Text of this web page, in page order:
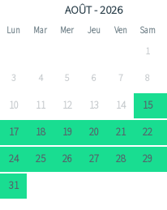
AOÛT - 2026
Lun Mar Mer Jeu Ven Sam
1
3
4 5 6 7 8
10 11 12 13 14 15
17
18 19 20 21 22
24
25 26 27 28 29
31